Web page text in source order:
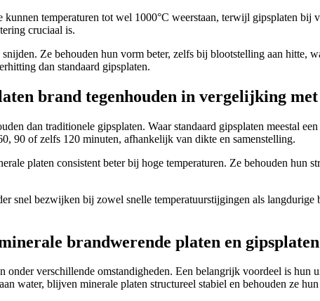
temperaturen tot wel 1000°C weerstaan, terwijl gipsplaten
cruciaal is.
Ze behouden hun vorm beter, zelfs bij blootstelling aan hitte,
dan standaard gipsplaten.
brand tegenhouden in vergelijking
dan traditionele gipsplaten. Waar standaard gipsplaten meestal
90 of zelfs 120 minuten, afhankelijk van dikte en samenstelling.
platen consistent beter bij hoge temperaturen. Ze behouden hun
snel bezwijken bij zowel snelle temperatuurstijgingen als
brandwerende platen en
verschillende omstandigheden. Een belangrijk voordeel is hun
water, blijven minerale platen structureel stabiel en behouden ze hun